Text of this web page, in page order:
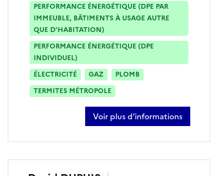
PERFORMANCE ÉNERGÉTIQUE (DPE PAR
IMMEUBLE, BÂTIMENTS À USAGE AUTRE
QUE D’HABITATION)
PERFORMANCE ÉNERGÉTIQUE (DPE
INDIVIDUEL)
ÉLECTRICITÉ
GAZ
PLOMB
TERMITES MÉTROPOLE
Voir plus d’informations
sur amar dakkar